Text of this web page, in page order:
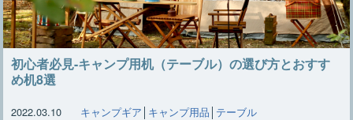
初心者必見-キャンプ用机（テーブル）の選び方とおすす
め机8選
2022.03.10 キャンプギア │ キャンプ用品 │ テーブル